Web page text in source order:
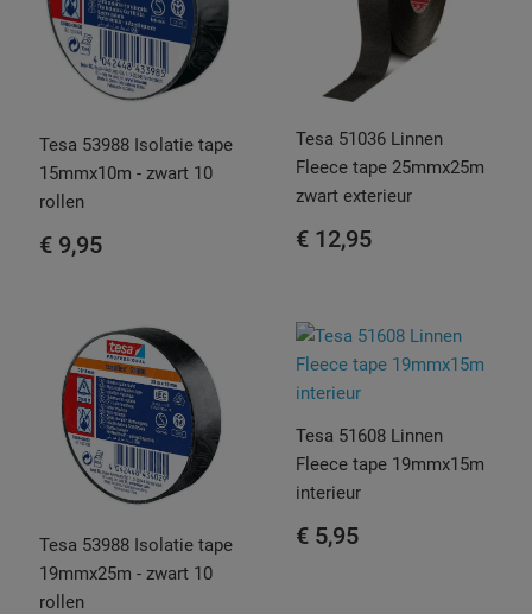
Tesa 53988 Isolatie tape
15mmx10m - zwart 10
rollen
€ 9,95
Tesa 51036 Linnen
Fleece tape 25mmx25m
zwart exterieur
€ 12,95
Tesa 53988 Isolatie tape
19mmx25m - zwart 10
rollen
Tesa 51608 Linnen
Fleece tape 19mmx15m
interieur
€ 5,95